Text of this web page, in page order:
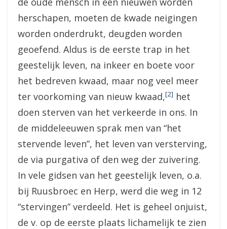
herschapen, moeten de kwade neigingen
worden onderdrukt, deugden worden
geoefend. Aldus is de eerste trap in het
geestelijk leven, na inkeer en boete voor
het bedreven kwaad, maar nog veel meer
ter voorkoming van nieuw kwaad,[2] het
doen sterven van het verkeerde in ons. In
de middeleeuwen sprak men van “het
stervende leven”, het leven van versterving,
de via purgativa of den weg der zuivering.
In vele gidsen van het geestelijk leven, o.a.
bij Ruusbroec en Herp, werd die weg in 12
“stervingen” verdeeld. Het is geheel onjuist,
de v. op de eerste plaats lichamelijk te zien